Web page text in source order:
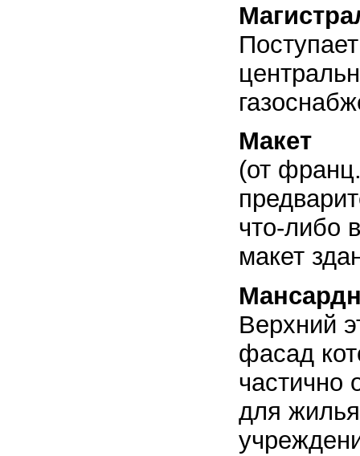
Макет
(от
что-либо
макет
Верхний
фасад
частично
для